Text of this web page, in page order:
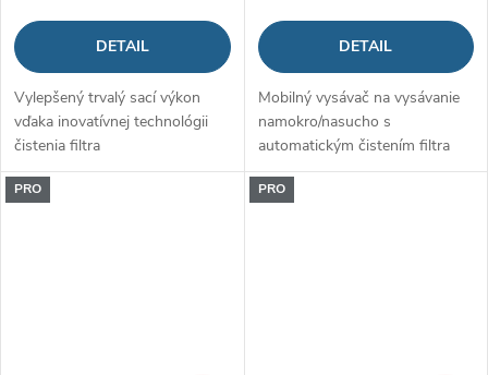
DETAIL
Vylepšený trvalý sací výkon
vďaka inovatívnej technológii
čistenia filtra
DETAIL
Mobilný vysávač na vysávanie
namokro/nasucho s
automatickým čistením filtra
PRO PRO